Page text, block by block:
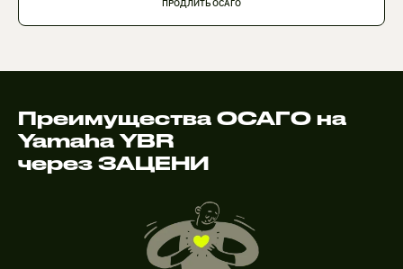
ПРОДЛИТЬ ОСАГО
Преимущества ОСАГО на
Yamaha YBR
через ЗАЦЕНИ